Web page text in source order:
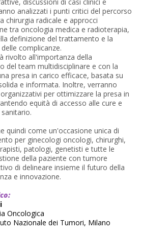
analizzati i punti critici del percorso
chirurgia radicale e approcci
tra oncologia medica e radioterapia,
definizione del trattamento e la
complicanze.
rivolto all'importanza della
del team multidisciplinare e con la
presa in carico efficace, basata su
e informata. Inoltre, verranno
per ottimizzare la presa in
equità di accesso alle cure e
quindi come un'occasione unica di
per ginecologi oncologi, chirurghi,
patologi, genetisti e tutte le
della paziente con tumore
di delineare insieme il futuro della
e innovazione.
Oncologica
Nazionale dei Tumori, Milano